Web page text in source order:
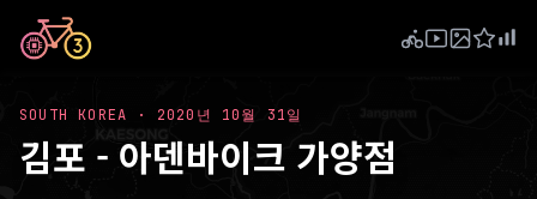
SOUTH KOREA · 2020년 10월 31일
김포 - 아덴바이크 가양점